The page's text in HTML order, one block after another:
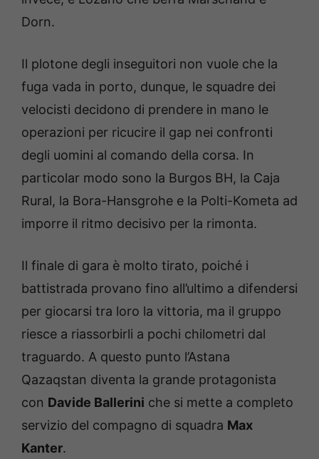
Dorn.
Il plotone degli inseguitori non vuole che la
fuga vada in porto, dunque, le squadre dei
velocisti decidono di prendere in mano le
operazioni per ricucire il gap nei confronti
degli uomini al comando della corsa. In
particolar modo sono la Burgos BH, la Caja
Rural, la Bora-Hansgrohe e la Polti-Kometa ad
imporre il ritmo decisivo per la rimonta.
Il finale di gara è molto tirato, poiché i
battistrada provano fino all’ultimo a difendersi
per giocarsi tra loro la vittoria, ma il gruppo
riesce a riassorbirli a pochi chilometri dal
traguardo. A questo punto l’Astana
Qazaqstan diventa la grande protagonista
con Davide Ballerini che si mette a completo
servizio del compagno di squadra Max
Kanter.